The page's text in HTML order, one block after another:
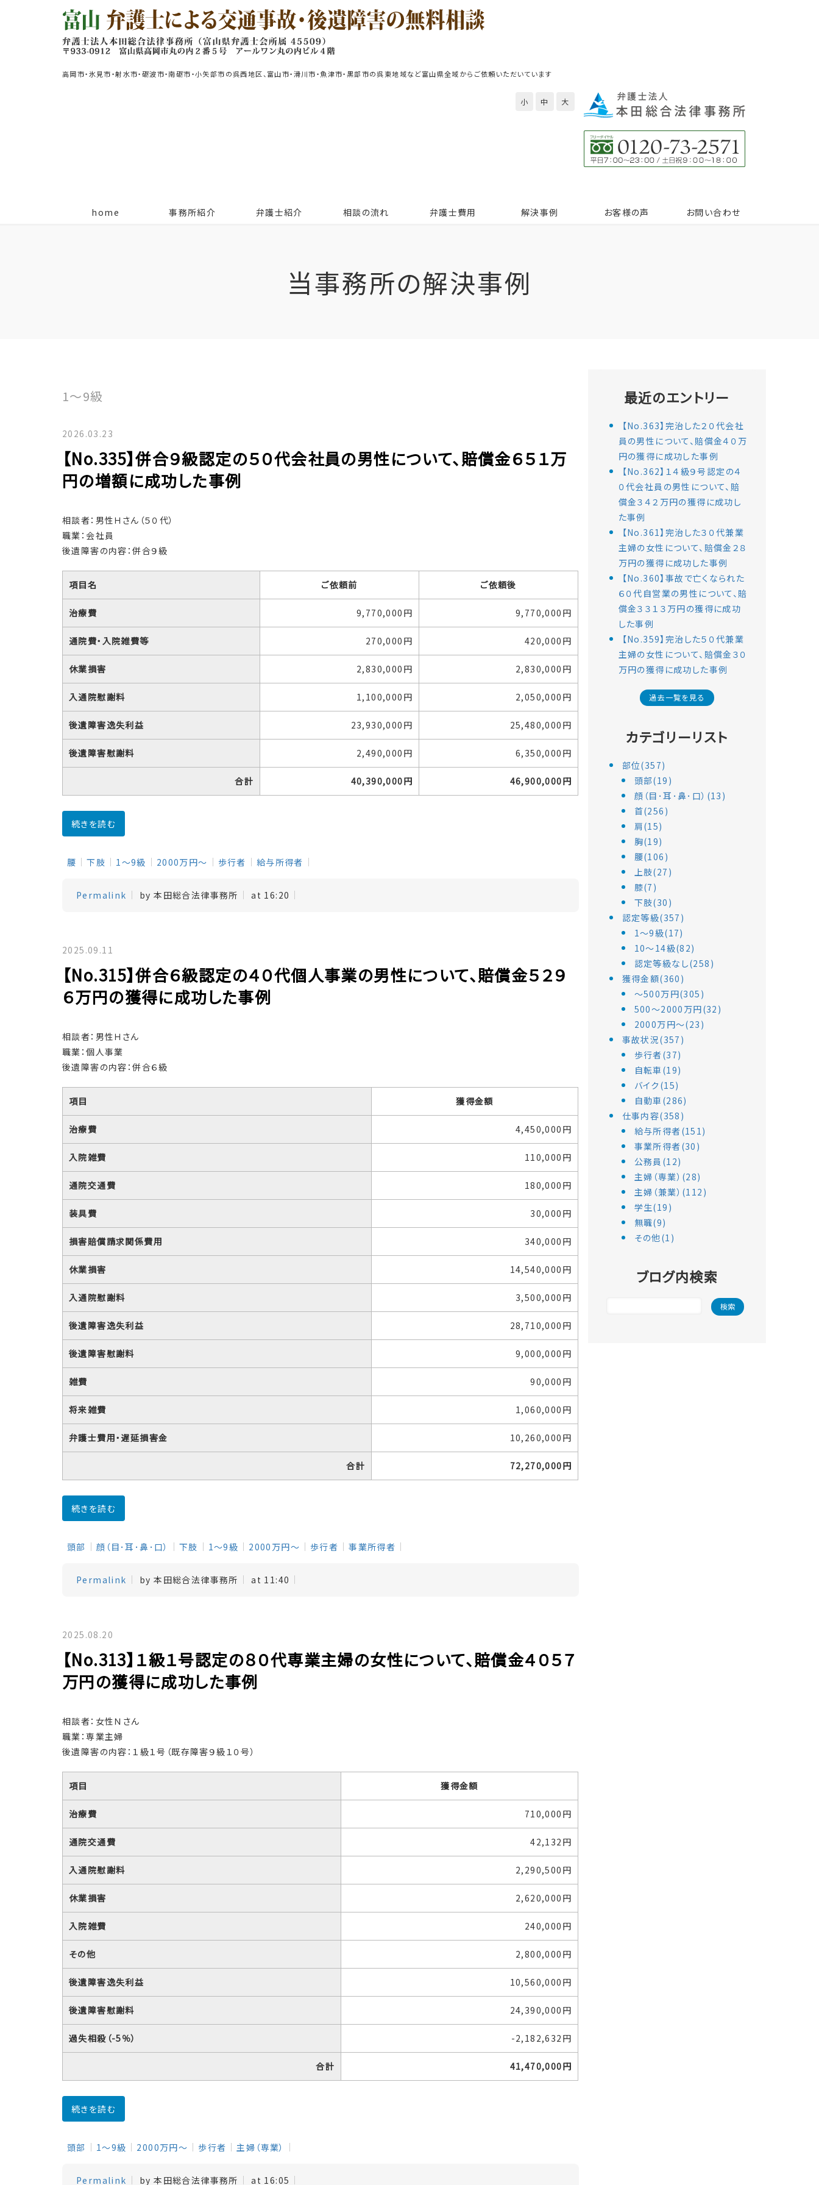
高岡市・氷見市・射水市・砺波市・南砺市・小矢部市の呉西地区、富山市・滑川市・魚津市・黒部市の呉東地域など富山県全域からご依頼いただいています
小 中 大
home 事務所紹介 弁護士紹介 相談の流れ 弁護士費用 解決事例 お客様の声 お問い合わせ
当事務所の解決事例
1～9級
2026.03.23
【No.335】併合９級認定の５０代会社員の男性について、賠償金６５１万
円の増額に成功した事例
相談者：男性Ｈさん（５０代）
職業：会社員
後遺障害の内容：併合９級
項目名 ご依頼前 ご依頼後
治療費 9,770,000円 9,770,000円
通院費・入院雑費等 270,000円 420,000円
休業損害 2,830,000円 2,830,000円
入通院慰謝料 1,100,000円 2,050,000円
後遺障害逸失利益 23,930,000円 25,480,000円
後遺障害慰謝料 2,490,000円 6,350,000円
合計 40,390,000円 46,900,000円
続きを読む
腰 下肢 1～9級 2000万円～ 歩行者 給与所得者
Permalink by 本田総合法律事務所 at 16:20
2025.09.11
【No.315】併合６級認定の４０代個人事業の男性について、賠償金５２９
６万円の獲得に成功した事例
相談者：男性Ｈさん
職業：個人事業
後遺障害の内容：併合６級
項目 獲得金額
治療費 4,450,000円
入院雑費 110,000円
通院交通費 180,000円
装具費 30,000円
損害賠償請求関係費用 340,000円
休業損害 14,540,000円
入通院慰謝料 3,500,000円
後遺障害逸失利益 28,710,000円
後遺障害慰謝料 9,000,000円
雑費 90,000円
将来雑費 1,060,000円
弁護士費用・遅延損害金 10,260,000円
合計 72,270,000円
続きを読む
頭部 顔（目･耳･鼻･口） 下肢 1～9級 2000万円～ 歩行者 事業所得者
Permalink by 本田総合法律事務所 at 11:40
2025.08.20
【No.313】１級１号認定の８０代専業主婦の女性について、賠償金４０５７
万円の獲得に成功した事例
相談者：女性Ｎさん
職業：専業主婦
後遺障害の内容：１級１号（既存障害９級１０号）
項目 獲得金額
治療費 710,000円
通院交通費 42,132円
入通院慰謝料 2,290,500円
休業損害 2,620,000円
入院雑費 240,000円
その他 2,800,000円
後遺障害逸失利益 10,560,000円
後遺障害慰謝料 24,390,000円
過失相殺（-5％） -2,182,632円
合計 41,470,000円
続きを読む
頭部 1～9級 2000万円～ 歩行者 主婦（専業）
Permalink by 本田総合法律事務所 at 16:05
最近のエントリー
【No.363】完治した２０代会社
員の男性について、賠償金４０万
円の獲得に成功した事例
【No.362】１４級９号認定の４
０代会社員の男性について、賠
償金３４２万円の獲得に成功し
た事例
【No.361】完治した３０代兼業
主婦の女性について、賠償金２８
万円の獲得に成功した事例
【No.360】事故で亡くなられた
６０代自営業の男性について、賠
償金３３１３万円の獲得に成功
した事例
【No.359】完治した５０代兼業
主婦の女性について、賠償金３０
万円の獲得に成功した事例
過去一覧を見る
カテゴリーリスト
部位(357)
頭部(19)
顔（目･耳･鼻･口）(13)
首(256)
肩(15)
胸(19)
腰(106)
上肢(27)
膝(7)
下肢(30)
認定等級(357)
1～9級(17)
10～14級(82)
認定等級なし(258)
獲得金額(360)
～500万円(305)
500～2000万円(32)
2000万円～(23)
事故状況(357)
歩行者(37)
自転車(19)
バイク(15)
自動車(286)
仕事内容(358)
給与所得者(151)
事業所得者(30)
公務員(12)
主婦（専業）(28)
主婦（兼業）(112)
学生(19)
無職(9)
その他(1)
ブログ内検索